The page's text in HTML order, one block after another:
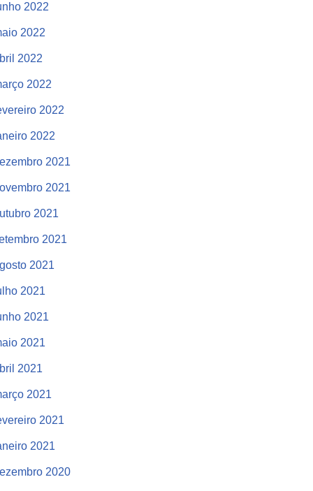
2022
2022
2022
2022
2022
2022
2021
2021
2021
2021
2021
2021
2021
2021
2021
2021
2021
2021
2020